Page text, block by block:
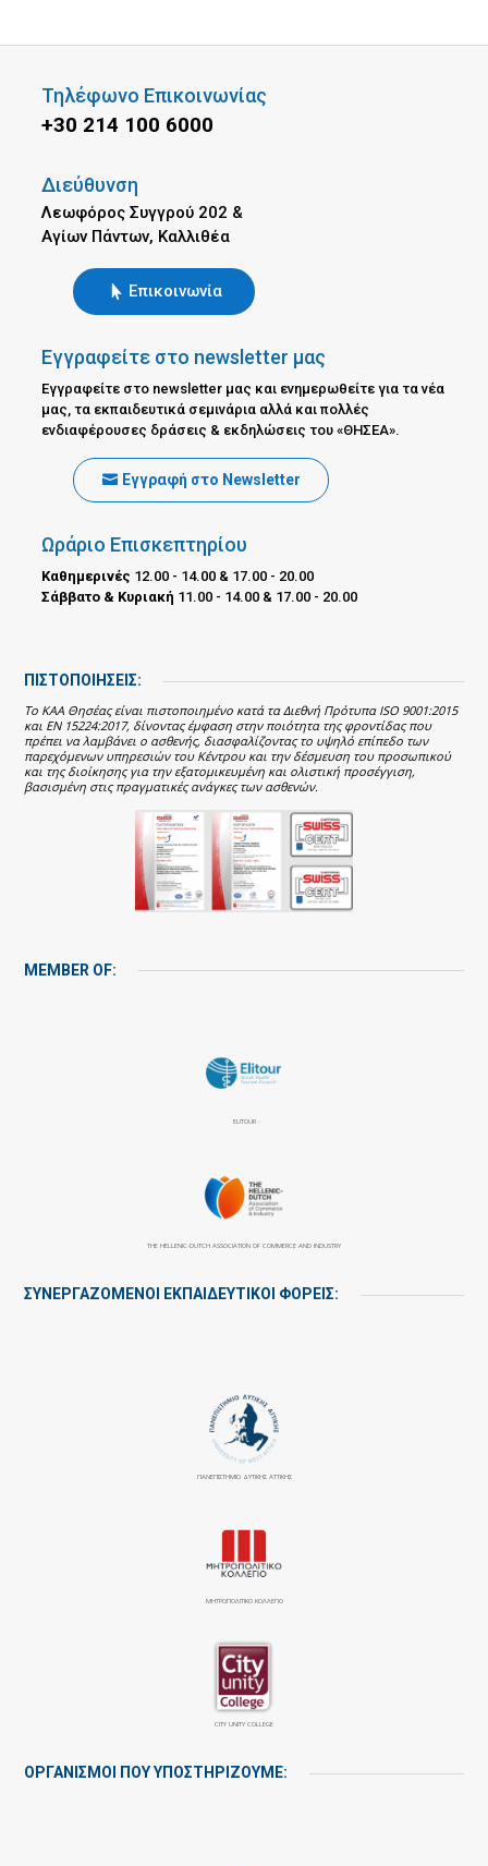
Τηλέφωνο Επικοινωνίας
+30 214 100 6000
Διεύθυνση
Λεωφόρος Συγγρού 202 &
Αγίων Πάντων, Καλλιθέα
Επικοινωνία
Εγγραφείτε στο newsletter μας
Εγγραφείτε στο newsletter μας και ενημερωθείτε για τα νέα
μας, τα εκπαιδευτικά σεμινάρια αλλά και πολλές
ενδιαφέρουσες δράσεις & εκδηλώσεις του «ΘΗΣΕΑ».
Εγγραφή στο Newsletter
Ωράριο Επισκεπτηρίου
Καθημερινές 12.00 - 14.00 & 17.00 - 20.00
Σάββατο & Κυριακή 11.00 - 14.00 & 17.00 - 20.00
ΠΙΣΤΟΠΟΙΗΣΕΙΣ:
Το ΚΑΑ Θησέας είναι πιστοποιημένο κατά τα Διεθνή Πρότυπα ISO 9001:2015
και EN 15224:2017, δίνοντας έμφαση στην ποιότητα της φροντίδας που
πρέπει να λαμβάνει ο ασθενής, διασφαλίζοντας το υψηλό επίπεδο των
παρεχόμενων υπηρεσιών του Κέντρου και την δέσμευση του προσωπικού
και της διοίκησης για την εξατομικευμένη και ολιστική προσέγγιση,
βασισμένη στις πραγματικές ανάγκες των ασθενών.
MEMBER OF:
ELITOUR
THE HELLENIC-DUTCH ASSOCIATION OF COMMERCE AND INDUSTRY
ΣΥΝΕΡΓΑΖΌΜΕΝΟΙ ΕΚΠΑΙΔΕΥΤΙΚΟΊ ΦΟΡΕΊΣ:
ΠΑΝΕΠΙΣΤΉΜΙΟ ΔΥΤΙΚΉΣ ΑΤΤΙΚΉΣ
ΜΗΤΡΟΠΟΛΙΤΙΚΟ ΚΟΛΛΕΓΙΟ
CITY UNITY COLLEGE
ΟΡΓΑΝΙΣΜΟΙ ΠΟΥ ΥΠΟΣΤΗΡΙΖΟΥΜΕ: